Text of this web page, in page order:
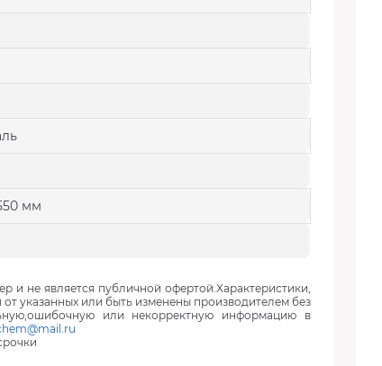
мм
и не является публичной офертой.Характеристики,
указанных или быть изменены производителем без
или некорректную информацию в